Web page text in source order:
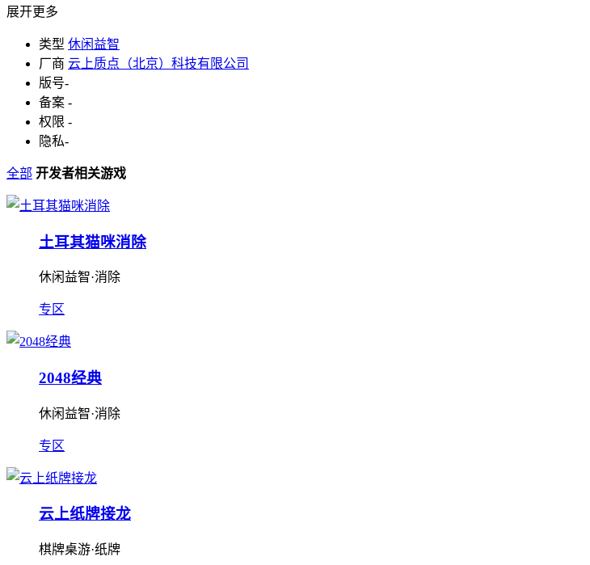
展开更多
类型 休闲益智
厂商 云上质点（北京）科技有限公司
版号-
备案 -
权限 -
隐私-
全部 开发者相关游戏
土耳其猫咪消除
休闲益智·消除
专区
2048经典
休闲益智·消除
专区
云上纸牌接龙
棋牌桌游·纸牌